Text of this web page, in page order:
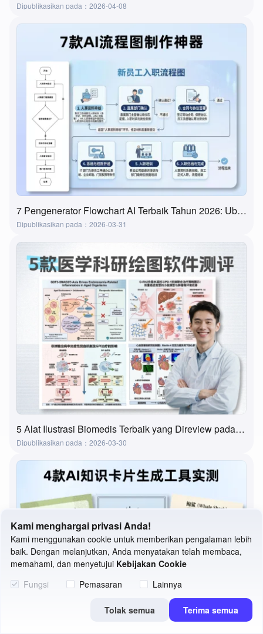
Dipublikasikan pada：2026-04-08
7 Pengenerator Flowchart AI Terbaik Tahun 2026: Ubah Ide Menjadi Flowchart dalam Beberapa Menit
Dipublikasikan pada：2026-03-31
5 Alat Ilustrasi Biomedis Terbaik yang Direview pada 2026 | Fitur, Kasus Penggunaan & Cara Memilih
Dipublikasikan pada：2026-03-30
Kami menghargai privasi Anda!
Kami menggunakan cookie untuk memberikan pengalaman lebih
baik. Dengan melanjutkan, Anda menyatakan telah membaca,
memahami, dan menyetujui Kebijakan Cookie
Fungsi
Pemasaran Lainnya
Tolak semua Terima semua